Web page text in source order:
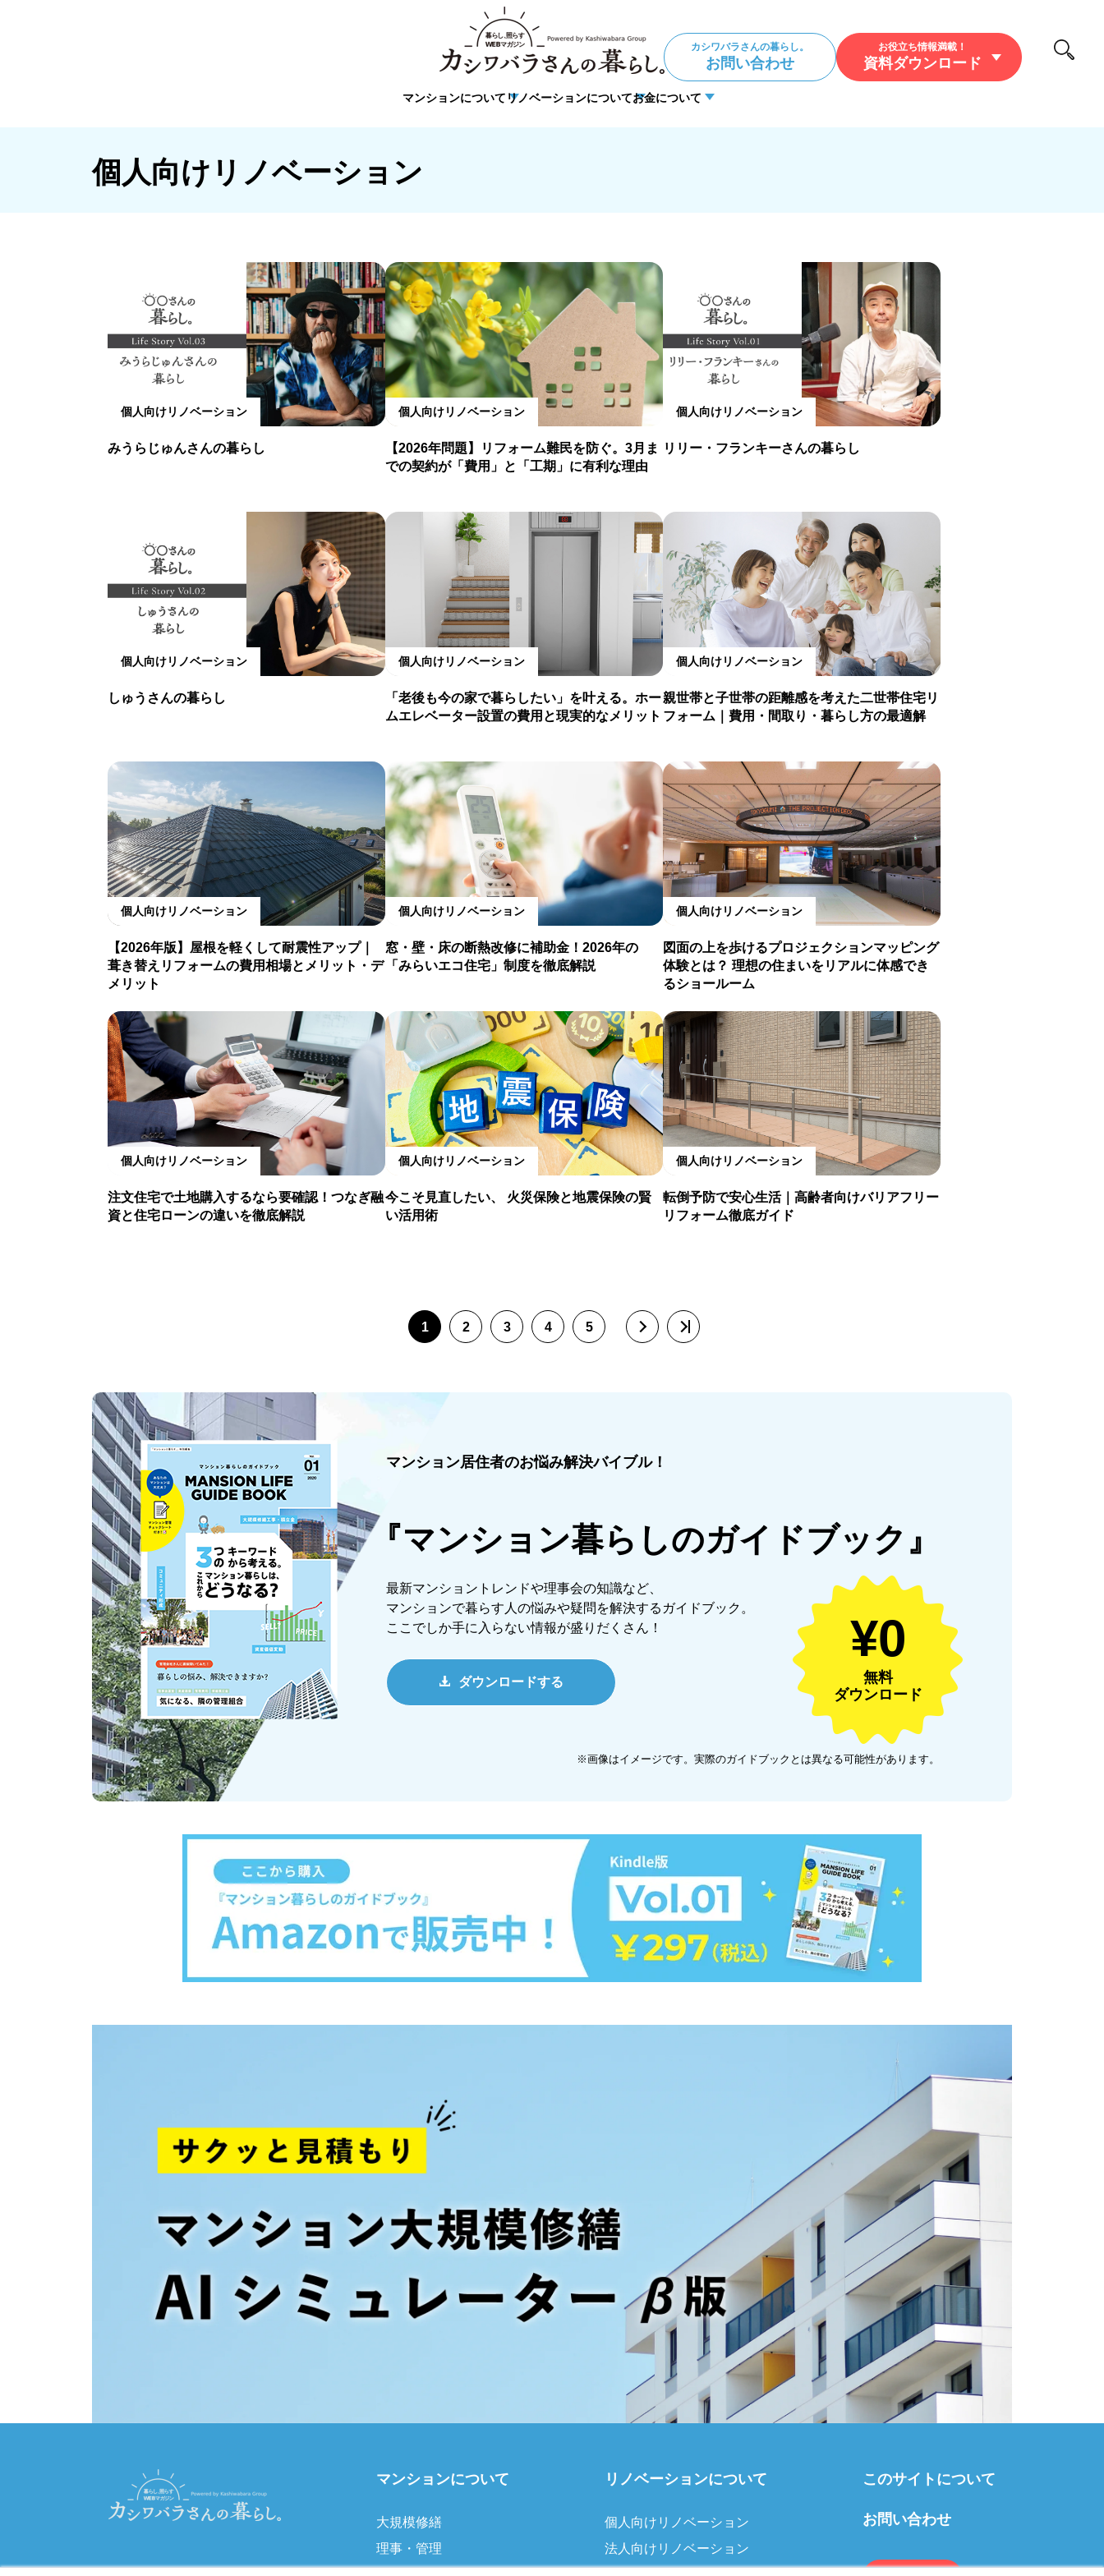
マンションについて リノベーションについてお金について
お役立ち情報満載！
資料ダウンロード
カシワバラさんの暮らし。
お問い合わせ
個人向けリノベーション
個人向けリノベーション
みうらじゅんさんの暮らし
個人向けリノベーション
【2026年問題】リフォーム難民を防ぐ。3月ま
での契約が「費用」と「工期」に有利な理由
個人向けリノベーション
リリー・フランキーさんの暮らし
個人向けリノベーション
しゅうさんの暮らし
個人向けリノベーション
「老後も今の家で暮らしたい」を叶える。ホー
ムエレベーター設置の費用と現実的なメリット
個人向けリノベーション
親世帯と子世帯の距離感を考えた二世帯住宅リ
フォーム｜費用・間取り・暮らし方の最適解
個人向けリノベーション
【2026年版】屋根を軽くして耐震性アップ｜
葺き替えリフォームの費用相場とメリット・デ
メリット
個人向けリノベーション
窓・壁・床の断熱改修に補助金！2026年の
「みらいエコ住宅」制度を徹底解説
個人向けリノベーション
図面の上を歩けるプロジェクションマッピング
体験とは？ 理想の住まいをリアルに体感でき
るショールーム
個人向けリノベーション
注文住宅で土地購入するなら要確認！つなぎ融
資と住宅ローンの違いを徹底解説
個人向けリノベーション
今こそ見直したい、 火災保険と地震保険の賢
い活用術
個人向けリノベーション
転倒予防で安心生活｜高齢者向けバリアフリー
リフォーム徹底ガイド
1 2 3 4 5
¥0
無料
ダウンロード
マンション居住者のお悩み解決バイブル！
『マンション暮らしのガイドブック』
最新マンショントレンドや理事会の知識など、
マンションで暮らす人の悩みや疑問を解決するガイドブック。
ここでしか手に入らない情報が盛りだくさん！
ダウンロードする
※画像はイメージです。実際のガイドブックとは異なる可能性があります。
マンションについて
大規模修繕
理事・管理
リノベーションについて
個人向けリノベーション
法人向けリノベーション
このサイトについて
お問い合わせ